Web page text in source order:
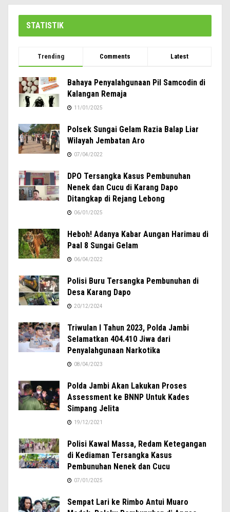
STATISTIK
Trending Comments Latest
Bahaya Penyalahgunaan Pil Samcodin di
Kalangan Remaja
11/01/2025
Polsek Sungai Gelam Razia Balap Liar
Wilayah Jembatan Aro
07/04/2022
DPO Tersangka Kasus Pembunuhan
Nenek dan Cucu di Karang Dapo
Ditangkap di Rejang Lebong
06/01/2025
Heboh! Adanya Kabar Aungan Harimau di
Paal 8 Sungai Gelam
06/04/2022
Polisi Buru Tersangka Pembunuhan di
Desa Karang Dapo
20/12/2024
Triwulan I Tahun 2023, Polda Jambi
Selamatkan 404.410 Jiwa dari
Penyalahgunaan Narkotika
08/04/2023
Polda Jambi Akan Lakukan Proses
Assessment ke BNNP Untuk Kades
Simpang Jelita
19/12/2021
Polisi Kawal Massa, Redam Ketegangan
di Kediaman Tersangka Kasus
Pembunuhan Nenek dan Cucu
07/01/2025
Sempat Lari ke Rimbo Antui Muaro